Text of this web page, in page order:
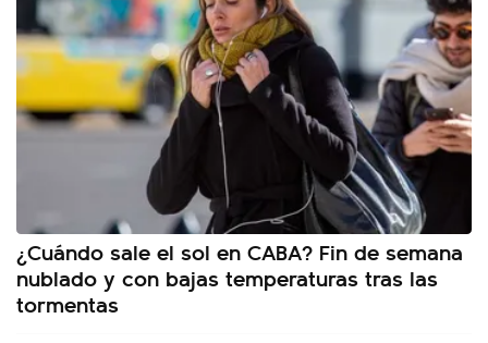
¿Cuándo sale el sol en CABA? Fin de semana
nublado y con bajas temperaturas tras las
tormentas